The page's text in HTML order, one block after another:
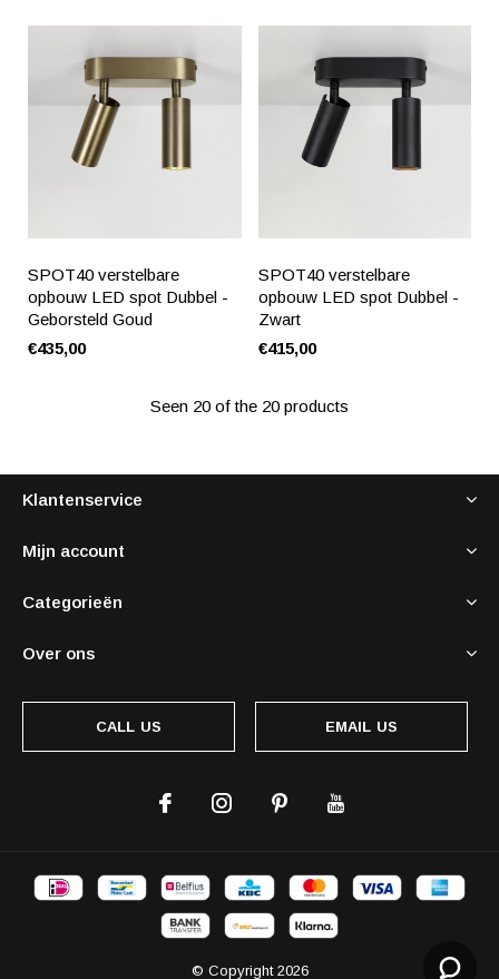
SPOT40 verstelbare
opbouw LED spot Dubbel -
Geborsteld Goud
€435,00
SPOT40 verstelbare
opbouw LED spot Dubbel -
Zwart
€415,00
Seen 20 of the 20 products
Klantenservice
Mijn account
Categorieën
Over ons
CALL US EMAIL US
© Copyright 2026